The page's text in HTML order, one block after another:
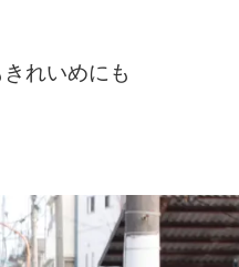
れいめにも